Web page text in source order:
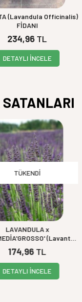
(Lavandula Officinalis)
FİDANI
234,96 TL
DETAYLI İNCELE
SATANLARI
TÜKENDI
LAVANDULA x
(Lavanta)
BİTKİSİ
174,96TL
DETAYLI İNCELE